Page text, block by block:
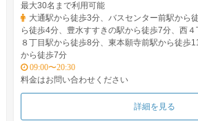
最大30名まで利用可能
大通駅から徒歩3分、バスセンター前駅から
ら徒歩4分、豊水すすきの駅から徒歩7分、西
８丁目駅から徒歩8分、東本願寺前駅から徒歩
から徒歩7分
09:00〜20:30
料金はお問い合わせください
詳細を見る